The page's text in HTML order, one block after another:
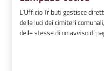
L’Ufficio Tributi gestisce
delle luci dei cimiteri
delle stesse di un avviso di